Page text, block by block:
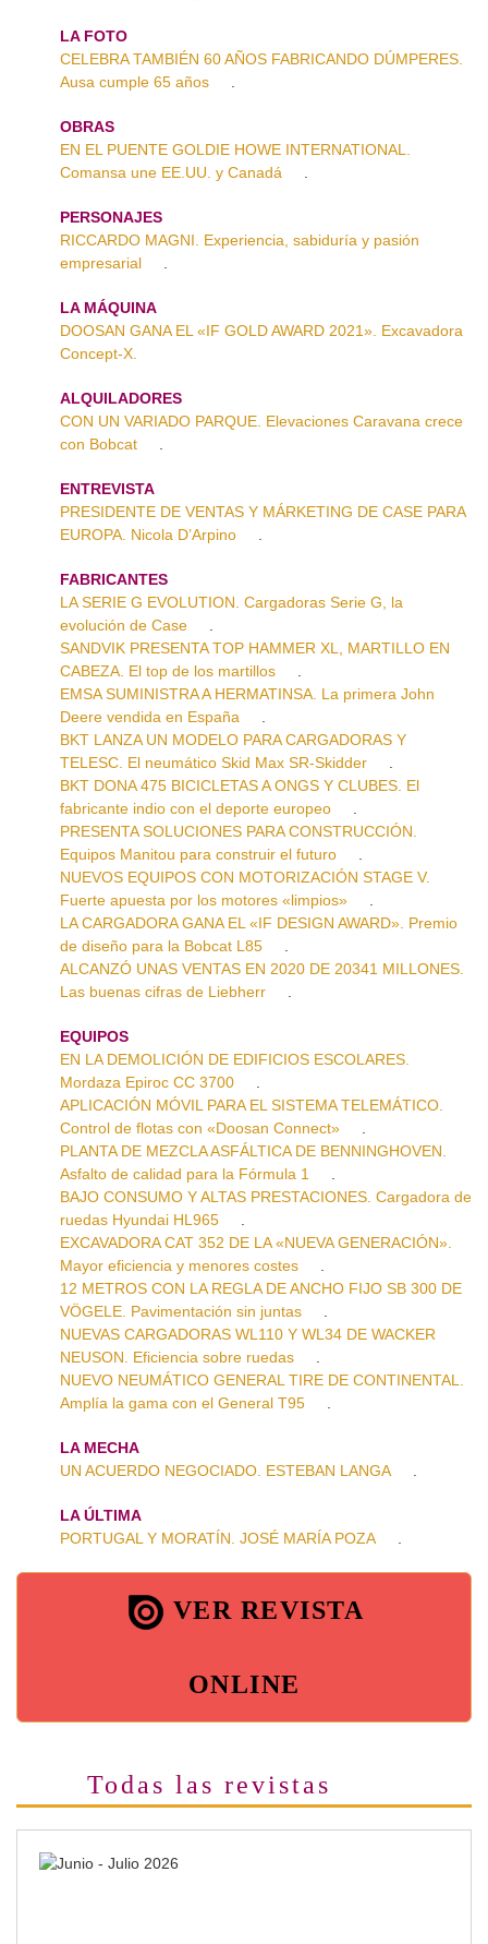
LA FOTO
CELEBRA TAMBIÉN 60 AÑOS FABRICANDO DÚMPERES.
Ausa cumple 65 años
OBRAS
EN EL PUENTE GOLDIE HOWE INTERNATIONAL.
Comansa une EE.UU. y Canadá
PERSONAJES
RICCARDO MAGNI. Experiencia, sabiduría y pasión
empresarial
LA MÁQUINA
DOOSAN GANA EL «IF GOLD AWARD 2021». Excavadora
Concept-X.
ALQUILADORES
CON UN VARIADO PARQUE. Elevaciones Caravana crece
con Bobcat
ENTREVISTA
PRESIDENTE DE VENTAS Y MÁRKETING DE CASE PARA
EUROPA. Nicola D’Arpino
FABRICANTES
LA SERIE G EVOLUTION. Cargadoras Serie G, la
evolución de Case
SANDVIK PRESENTA TOP HAMMER XL, MARTILLO EN
CABEZA. El top de los martillos
EMSA SUMINISTRA A HERMATINSA. La primera John
Deere vendida en España
BKT LANZA UN MODELO PARA CARGADORAS Y
TELESC. El neumático Skid Max SR-Skidder
BKT DONA 475 BICICLETAS A ONGS Y CLUBES. El
fabricante indio con el deporte europeo
PRESENTA SOLUCIONES PARA CONSTRUCCIÓN.
Equipos Manitou para construir el futuro
NUEVOS EQUIPOS CON MOTORIZACIÓN STAGE V.
Fuerte apuesta por los motores «limpios»
LA CARGADORA GANA EL «IF DESIGN AWARD». Premio
de diseño para la Bobcat L85
ALCANZÓ UNAS VENTAS EN 2020 DE 20341 MILLONES.
Las buenas cifras de Liebherr
EQUIPOS
EN LA DEMOLICIÓN DE EDIFICIOS ESCOLARES.
Mordaza Epiroc CC 3700
APLICACIÓN MÓVIL PARA EL SISTEMA TELEMÁTICO.
Control de flotas con «Doosan Connect»
PLANTA DE MEZCLA ASFÁLTICA DE BENNINGHOVEN.
Asfalto de calidad para la Fórmula 1
BAJO CONSUMO Y ALTAS PRESTACIONES. Cargadora de
ruedas Hyundai HL965
EXCAVADORA CAT 352 DE LA «NUEVA GENERACIÓN».
Mayor eficiencia y menores costes
12 METROS CON LA REGLA DE ANCHO FIJO SB 300 DE
VÖGELE. Pavimentación sin juntas
NUEVAS CARGADORAS WL110 Y WL34 DE WACKER
NEUSON. Eficiencia sobre ruedas
NUEVO NEUMÁTICO GENERAL TIRE DE CONTINENTAL.
Amplía la gama con el General T95
LA MECHA
UN ACUERDO NEGOCIADO. ESTEBAN LANGA
LA ÚLTIMA
PORTUGAL Y MORATÍN. JOSÉ MARÍA POZA
VER REVISTA
ONLINE
Todas las revistas